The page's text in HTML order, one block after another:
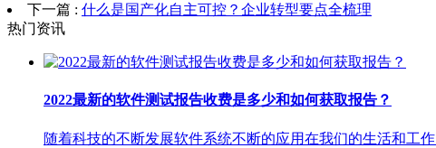
下一篇 : 什么是国产化自主可控？企业转型要点全梳理
热门资讯
2022最新的软件测试报告收费是多少和如何获取报告？
随着科技的不断发展软件系统不断的应用在我们的生活和工